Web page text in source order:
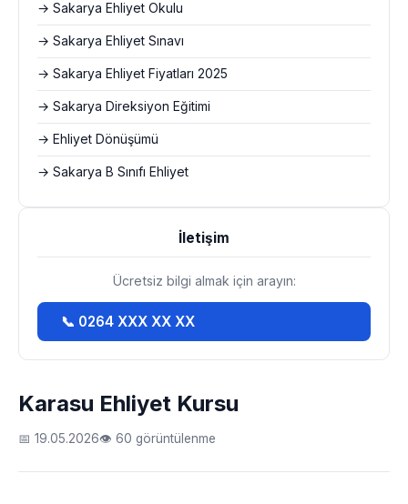
Karasu Ehliyet Kursu
📅 19.05.2026👁 60 görüntülenme
→ Sakarya Ehliyet Okulu
→ Sakarya Ehliyet Sınavı
→ Sakarya Ehliyet Fiyatları 2025
→ Sakarya Direksiyon Eğitimi
→ Ehliyet Dönüşümü
→ Sakarya B Sınıfı Ehliyet
İletişim
Ücretsiz bilgi almak için arayın:
📞 0264 XXX XX XX